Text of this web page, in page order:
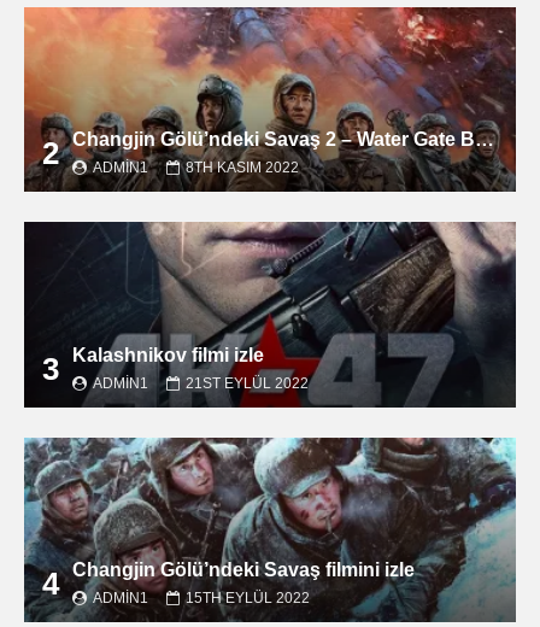
2 Changjin Gölü’ndeki Savaş 2 – Water Gate Bridge filmini izle
ADMIN1 8TH KASIM 2022
3 Kalashnikov filmi izle
ADMIN1 21ST EYLÜL 2022
4 Changjin Gölü’ndeki Savaş filmini izle
ADMIN1 15TH EYLÜL 2022